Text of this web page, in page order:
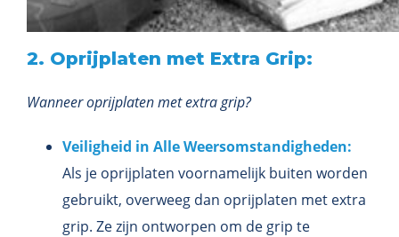
2. Oprijplaten met Extra Grip:
Wanneer oprijplaten met extra grip?
Veiligheid in Alle Weersomstandigheden:
Als je oprijplaten voornamelijk buiten worden
gebruikt, overweeg dan oprijplaten met extra
grip. Ze zijn ontworpen om de grip te